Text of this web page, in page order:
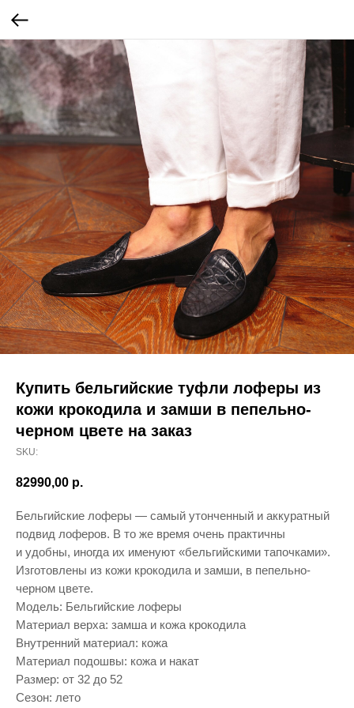
Купить бельгийские туфли лоферы из
кожи крокодила и замши в пепельно-
черном цвете на заказ
SKU:
82990,00 р.
Бельгийские лоферы — самый утонченный и аккуратный
подвид лоферов. В то же время очень практичны
и удобны, иногда их именуют «бельгийскими тапочками».
Изготовлены из кожи крокодила и замши, в пепельно-
черном цвете.
Модель: Бельгийские лоферы
Материал верха: замша и кожа крокодила
Внутренний материал: кожа
Материал подошвы: кожа и накат
Размер: от 32 до 52
Сезон: лето